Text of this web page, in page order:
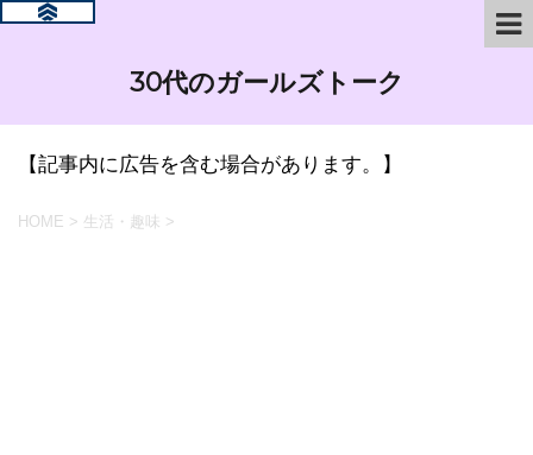
30代のガールズトーク
【記事内に広告を含む場合があります。】
HOME > 生活・趣味 >